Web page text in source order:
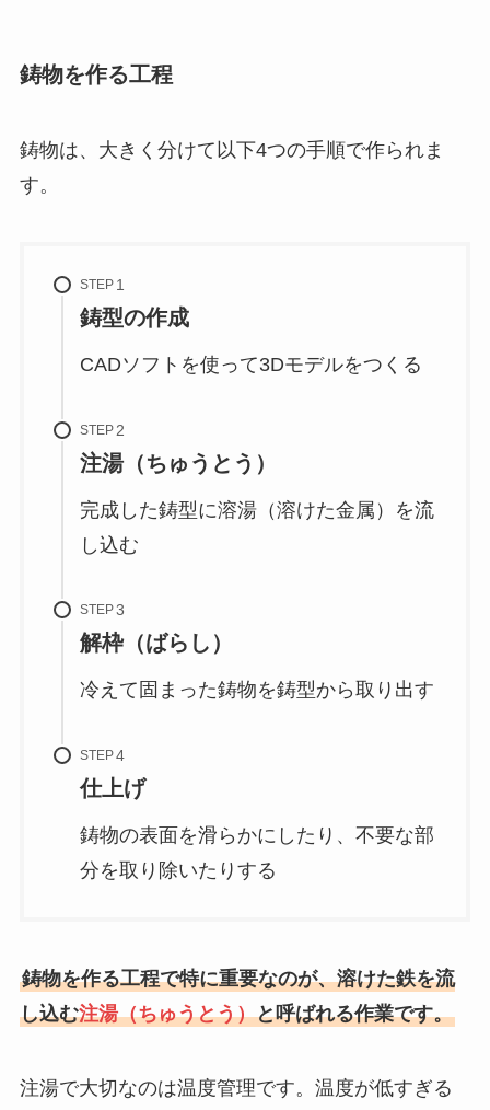
鋳物を作る工程
鋳物は、大きく分けて以下4つの手順で作られま
す。
STEP
鋳型の作成
CADソフトを使って3Dモデルをつくる
STEP
注湯（ちゅうとう）
完成した鋳型に溶湯（溶けた金属）を流
し込む
STEP
解枠（ばらし）
冷えて固まった鋳物を鋳型から取り出す
STEP
仕上げ
鋳物の表面を滑らかにしたり、不要な部
分を取り除いたりする
鋳物を作る工程で特に重要なのが、溶けた鉄を流
し込む注湯（ちゅうとう）と呼ばれる作業です。
注湯で大切なのは温度管理です。温度が低すぎる